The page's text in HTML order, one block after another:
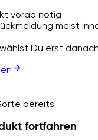
vorab nötig
meist
Du erst
bereits
fortfahren